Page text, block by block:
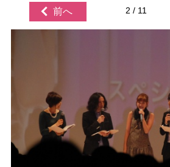
前へ 2 / 11